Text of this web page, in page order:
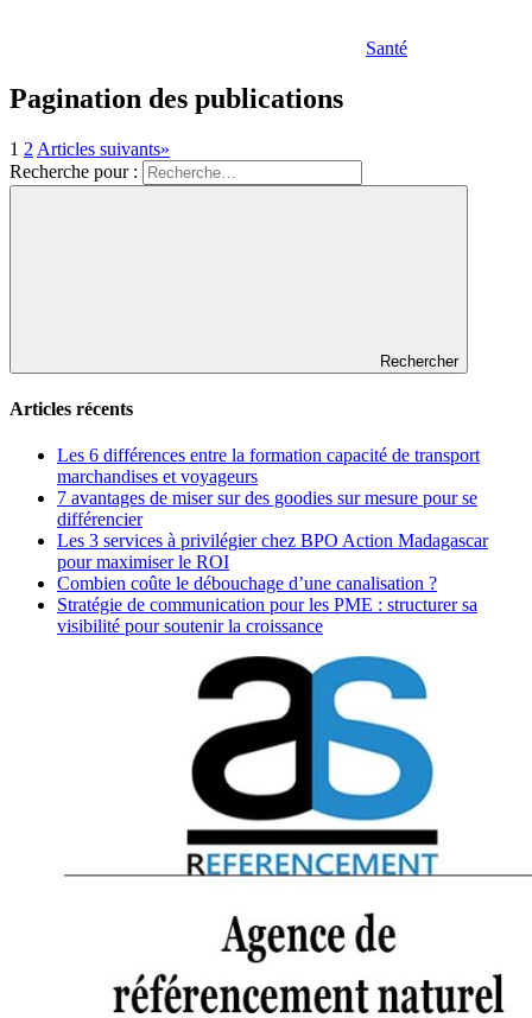
Santé
Pagination des publications
1 2 Articles suivants»
Recherche pour :
Rechercher
Articles récents
Les 6 différences entre la formation capacité de transport
marchandises et voyageurs
7 avantages de miser sur des goodies sur mesure pour se
différencier
Les 3 services à privilégier chez BPO Action Madagascar
pour maximiser le ROI
Combien coûte le débouchage d’une canalisation ?
Stratégie de communication pour les PME : structurer sa
visibilité pour soutenir la croissance